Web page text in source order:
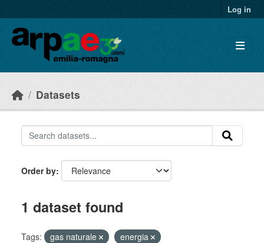
Log in
Datasets
Order by
1 dataset found
Tags: gas naturale
energia